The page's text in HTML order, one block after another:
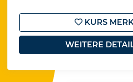
KURS
WEITERE